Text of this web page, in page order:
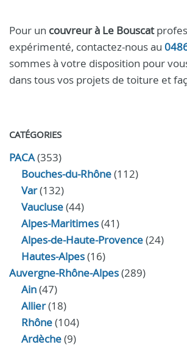
Pour un couvreur à Le Bouscat
expérimenté, contactez-nous au
sommes à votre disposition pour
dans tous vos projets de toiture et
CATÉGORIES
PACA(353)
Bouches-du-Rhône(112)
Var(132)
Vaucluse(44)
Alpes-Maritimes(41)
Alpes-de-Haute-Provence(24)
Hautes-Alpes(16)
Auvergne-Rhône-Alpes(289)
Ain(47)
Allier(18)
Rhône(104)
Ardèche(9)